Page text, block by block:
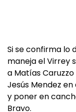
Si se confirma lo
maneja el Virrey
a Matías
Jesús Mendez
y poner en
Bravo.